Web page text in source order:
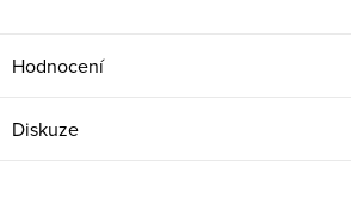
Hodnocení
Diskuze